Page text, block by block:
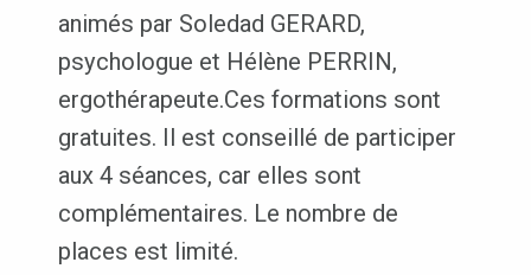
animés par Soledad GERARD,
psychologue et Hélène PERRIN,
ergothérapeute.Ces formations sont
gratuites. Il est conseillé de participer
aux 4 séances, car elles sont
complémentaires. Le nombre de
places est limité.